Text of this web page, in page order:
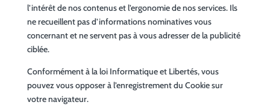
l’intérêt de nos contenus et l’ergonomie de nos services. Ils
ne recueillent pas d’informations nominatives vous
concernant et ne servent pas à vous adresser de la publicité
ciblée.
Conformément à la loi Informatique et Libertés, vous
pouvez vous opposer à l’enregistrement du Cookie sur
votre navigateur.